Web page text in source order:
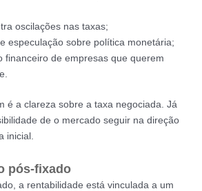
oscilações nas taxas;
especulação sobre política monetária;
financeiro de empresas que querem
é a clareza sobre a taxa negociada. Já
de o mercado seguir na direção
inicial.
pós-fixado
a rentabilidade está vinculada a um